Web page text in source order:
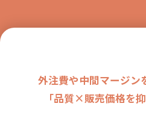
外注費や中間マージン
「品質×販売価格を